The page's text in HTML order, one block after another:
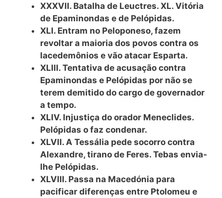
XXXVII. Batalha de Leuctres. XL. Vitória
de Epaminondas e de Pelópidas.
XLI. Entram no Peloponeso, fazem
revoltar a maioria dos povos contra os
lacedemônios e vão atacar Esparta.
XLIII. Tentativa de acusação contra
Epaminondas e Pelópidas por não se
terem demitido do cargo de governador
a tempo.
XLIV. Injustiça do orador Meneclides.
Pelópidas o faz condenar.
XLVII. A Tessália pede socorro contra
Alexandre, tirano de Feres. Tebas envia-
lhe Pelópidas.
XLVIII. Passa na Macedónia para
pacificar diferenças entre Ptolomeu e